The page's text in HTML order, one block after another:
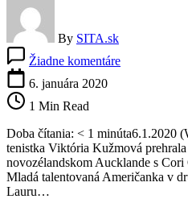
By SITA.sk
Žiadne komentáreViktória
kole
turnaja
v
Aucklande
6. januára 2020
1 Min Read
Doba čítania: < 1 minúta6.1.2020
tenistka Viktória Kužmová
novozélandskom Aucklande s
Mladá talentovaná Američanka v
Lauru…